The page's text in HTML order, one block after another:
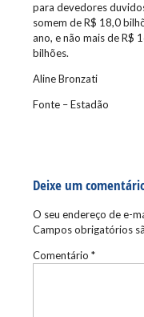
para devedores
somem de R$ 18,0
ano, e não mais de R$
bilhões.
Aline Bronzati
Fonte – Estadão
Deixe um
O seu endereço de e-
Campos obrigatórios
Comentário *